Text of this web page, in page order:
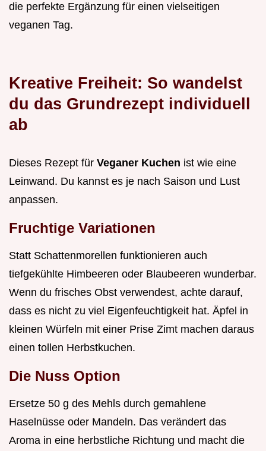
die perfekte Ergänzung für einen vielseitigen
veganen Tag.
Kreative Freiheit: So wandelst
du das Grundrezept individuell
ab
Dieses Rezept für Veganer Kuchen ist wie eine
Leinwand. Du kannst es je nach Saison und Lust
anpassen.
Fruchtige Variationen
Statt Schattenmorellen funktionieren auch
tiefgekühlte Himbeeren oder Blaubeeren wunderbar.
Wenn du frisches Obst verwendest, achte darauf,
dass es nicht zu viel Eigenfeuchtigkeit hat. Äpfel in
kleinen Würfeln mit einer Prise Zimt machen daraus
einen tollen Herbstkuchen.
Die Nuss Option
Ersetze 50 g des Mehls durch gemahlene
Haselnüsse oder Mandeln. Das verändert das
Aroma in eine herbstliche Richtung und macht die